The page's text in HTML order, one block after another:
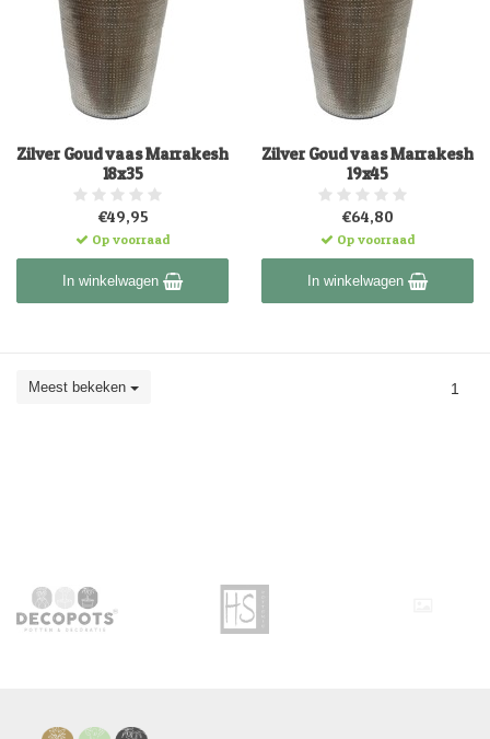
Zilver Goud vaas Marrakesh
18x35
€49,95
Op voorraad
In winkelwagen
Zilver Goud vaas Marrakesh
19x45
€64,80
Op voorraad
In winkelwagen
Meest bekeken 1